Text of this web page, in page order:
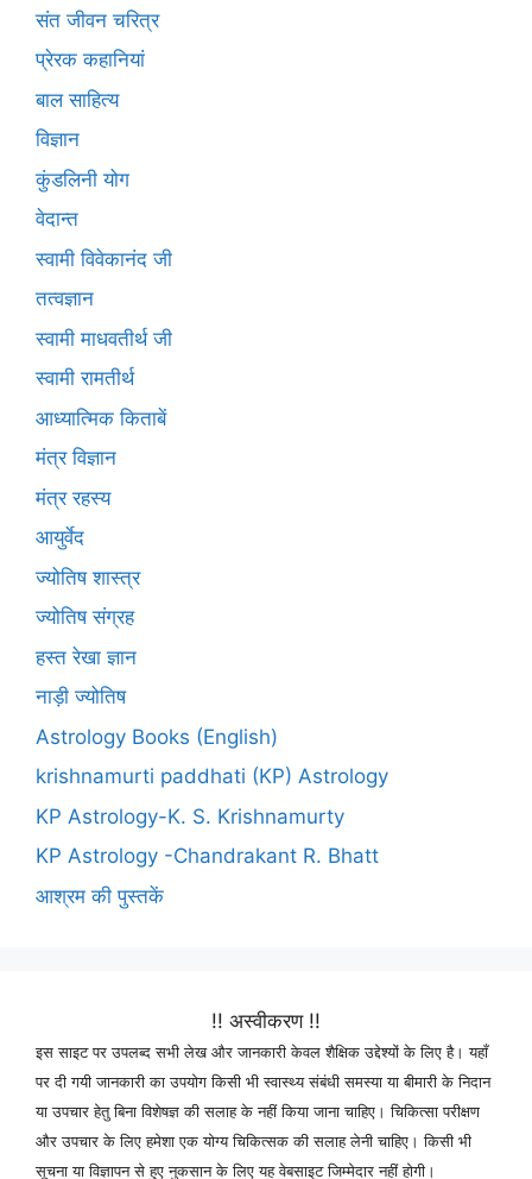
संत जीवन चरित्र
प्रेरक कहानियां
बाल साहित्य
विज्ञान
कुंडलिनी योग
वेदान्त
स्वामी विवेकानंद जी
तत्वज्ञान
स्वामी माधवतीर्थ जी
स्वामी रामतीर्थ
आध्यात्मिक किताबें
मंत्र विज्ञान
मंत्र रहस्य
आयुर्वेद
ज्योतिष शास्त्र
ज्योतिष संग्रह
हस्त रेखा ज्ञान
नाड़ी ज्योतिष
Astrology Books (English)
krishnamurti paddhati (KP) Astrology
KP Astrology-K. S. Krishnamurty
KP Astrology -Chandrakant R. Bhatt
आश्रम की पुस्तकें
!! अस्वीकरण !!
इस साइट पर उपलब्द सभी लेख और जानकारी केवल शैक्षिक उद्देश्यों के लिए है। यहाँ
पर दी गयी जानकारी का उपयोग किसी भी स्वास्थ्य संबंधी समस्या या बीमारी के निदान
या उपचार हेतु बिना विशेषज्ञ की सलाह के नहीं किया जाना चाहिए। चिकित्सा परीक्षण
और उपचार के लिए हमेशा एक योग्य चिकित्सक की सलाह लेनी चाहिए। किसी भी
सूचना या विज्ञापन से हुए नुकसान के लिए यह वेबसाइट जिम्मेदार नहीं होगी।